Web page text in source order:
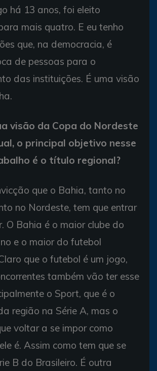
há 13 anos, foi eleito
mais quatro. E eu tenho
que, na democracia, é
de pessoas para o
das instituições. É uma visão
visão da Copa do Nordeste
o principal objetivo nesse
é o título regional?
que o Bahia, tanto no
no Nordeste, tem que entrar
O Bahia é o maior clube do
e o maior do futebol
que o futebol é um jogo,
também vão ter esse
o Sport, que é o
região na Série A, mas o
voltar a se impor como
é. Assim como tem que se
B do Brasileiro. É outra